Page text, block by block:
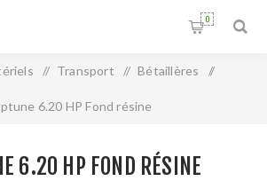
0
/ Transport / Bétaillères /
6.20 HP Fond résine
6.20 HP FOND RÉSINE